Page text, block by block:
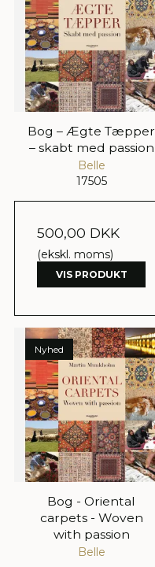
Bog – Ægte Tæpper
– skabt med passion
Belle
17505
500,00 DKK
(ekskl. moms)
VIS PRODUKT
Nyhed
Bog - Oriental
carpets - Woven
with passion
Belle